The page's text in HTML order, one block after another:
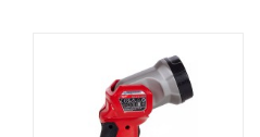
Vergleichen